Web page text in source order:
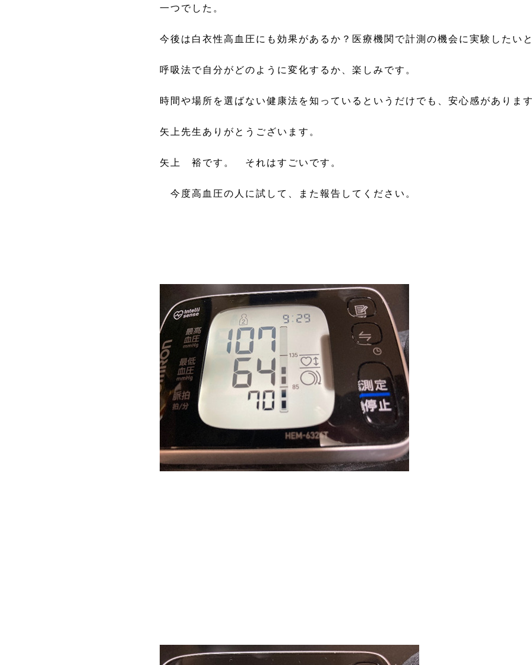
一つでした。
今後は白衣性高血圧にも効果があるか？医療機関で計測の機会に実験したいと
呼吸法で自分がどのように変化するか、楽しみです。
時間や場所を選ばない健康法を知っているというだけでも、安心感があります
矢上先生ありがとうございます。
矢上 裕です。 それはすごいです。
今度高血圧の人に試して、また報告してください。